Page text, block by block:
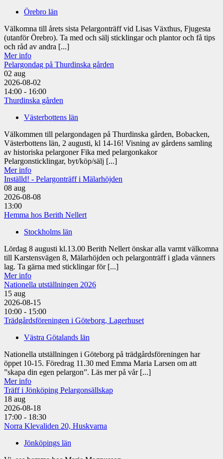
Örebro län
Välkomna till årets sista Pelargonträff vid Lisas Växthus, Fjugesta
(utanför Örebro). Ta med och sälj sticklingar och plantor och få tips
och råd av andra [...]
Mer info
Pelargondag på Thurdinska gården
02 aug
2026-08-02
14:00 - 16:00
Thurdinska gården
Västerbottens län
Välkommen till pelargondagen på Thurdinska gården, Bobacken,
Västerbottens län, 2 augusti, kl 14-16! Visning av gårdens samling
av historiska pelargoner Fika med pelargonkakor
Pelargonsticklingar, byt/köp/sälj [...]
Mer info
Inställd! - Pelargonträff i Mälarhöjden
08 aug
2026-08-08
13:00
Hemma hos Berith Nellert
Stockholms län
Lördag 8 augusti kl.13.00 Berith Nellert önskar alla varmt välkomna
till Karstensvägen 8, Mälarhöjden och pelargonträff i glada vänners
lag. Ta gärna med sticklingar för [...]
Mer info
Nationella utställningen 2026
15 aug
2026-08-15
10:00 - 15:00
Trädgårdsföreningen i Göteborg, Lagerhuset
Västra Götalands län
Nationella utställningen i Göteborg på trädgårdsföreningen har
öppet 10-15. Föredrag 11.30 med Emma Maria Larsen om att
”skapa din egen pelargon”. Läs mer på vår [...]
Mer info
Träff i Jönköping Pelargonsällskap
18 aug
2026-08-18
17:00 - 18:30
Norra Klevaliden 20, Huskvarna
Jönköpings län